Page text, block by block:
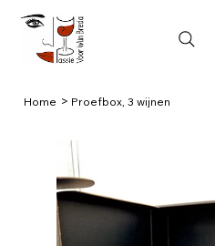
Home > Proefbox, 3 wijnen